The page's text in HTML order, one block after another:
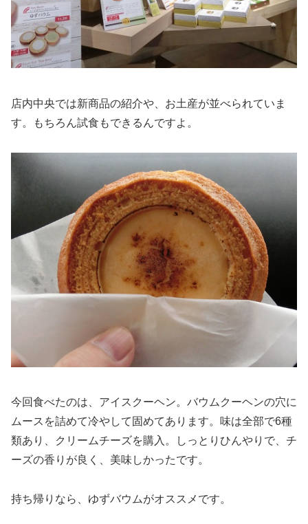
店内中央では新商品の紹介や、お土産が並べられていま
す。もちろん試食もできるんですよ。
今回食べたのは、アイスクーヘン。バウムクーヘンの穴に
ムースを詰めて冷やして固めてあります。味は全部で6種
類あり、クリームチーズを購入。しっとりひんやりで、チ
ーズの香りが良く、美味しかったです。
持ち帰りなら、ゆずバウムがオススメです。